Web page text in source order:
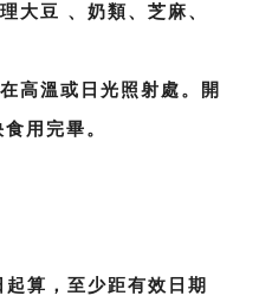
大豆 、奶類、芝麻、
高溫或日光照射處。開
用完畢。
算，至少距有效日期